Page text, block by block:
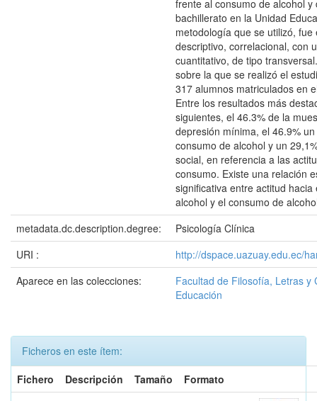
frente al consumo de alcohol y
bachillerato en la Unidad
metodología que se utilizó, fue
descriptivo, correlacional, con
cuantitativo, de tipo
sobre la que se realizó el
317 alumnos matriculados en
Entre los resultados más
siguientes, el 46.3% de la
depresión mínima, el 46.9%
consumo de alcohol y un
social, en referencia a las
consumo. Existe una relación
significativa entre actitud hacia
alcohol y el consumo de
metadata.dc.description.degree:
Psicología Clínica
URI :
http://dspace.uazuay.edu.ec/
Aparece en las colecciones:
Facultad de Filosofía, Letras y
Educación
Ficheros en este ítem:
Fichero
Descripción Tamaño
Formato